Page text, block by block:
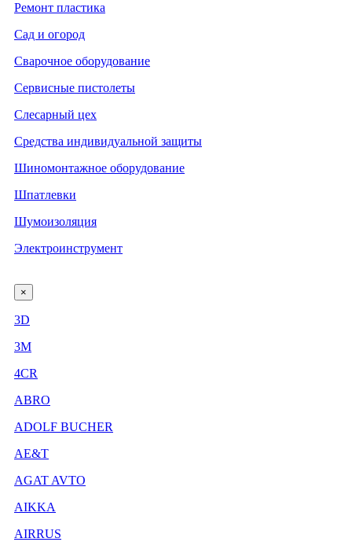
Ремонт пластика
Сад и огород
Сварочное оборудование
Сервисные пистолеты
Слесарный цех
Средства индивидуальной защиты
Шиномонтажное оборудование
Шпатлевки
Шумоизоляция
Электроинструмент
×
3D
3М
4CR
ABRO
ADOLF BUCHER
AE&T
AGAT AVTO
AIKKA
AIRRUS